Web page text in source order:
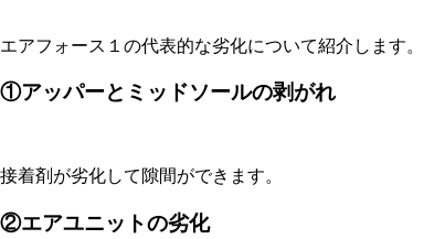
エアフォース１の代表的な劣化について紹介します。
①アッパーとミッドソールの剥がれ
接着剤が劣化して隙間ができます。
②エアユニットの劣化